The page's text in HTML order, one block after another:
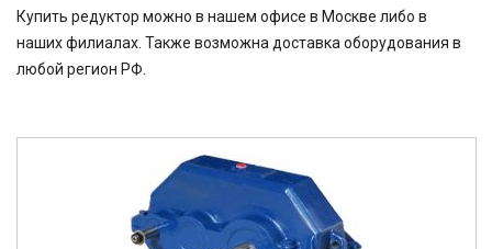
Купить редуктор можно в нашем офисе в Москве либо в
наших филиалах. Также возможна доставка оборудования в
любой регион РФ.